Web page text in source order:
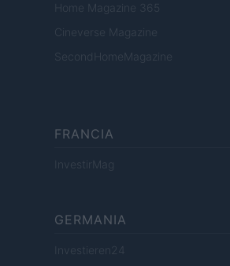
Home Magazine 365
Cineverse Magazine
SecondHomeMagazine
FRANCIA
InvestirMag
GERMANIA
Investieren24